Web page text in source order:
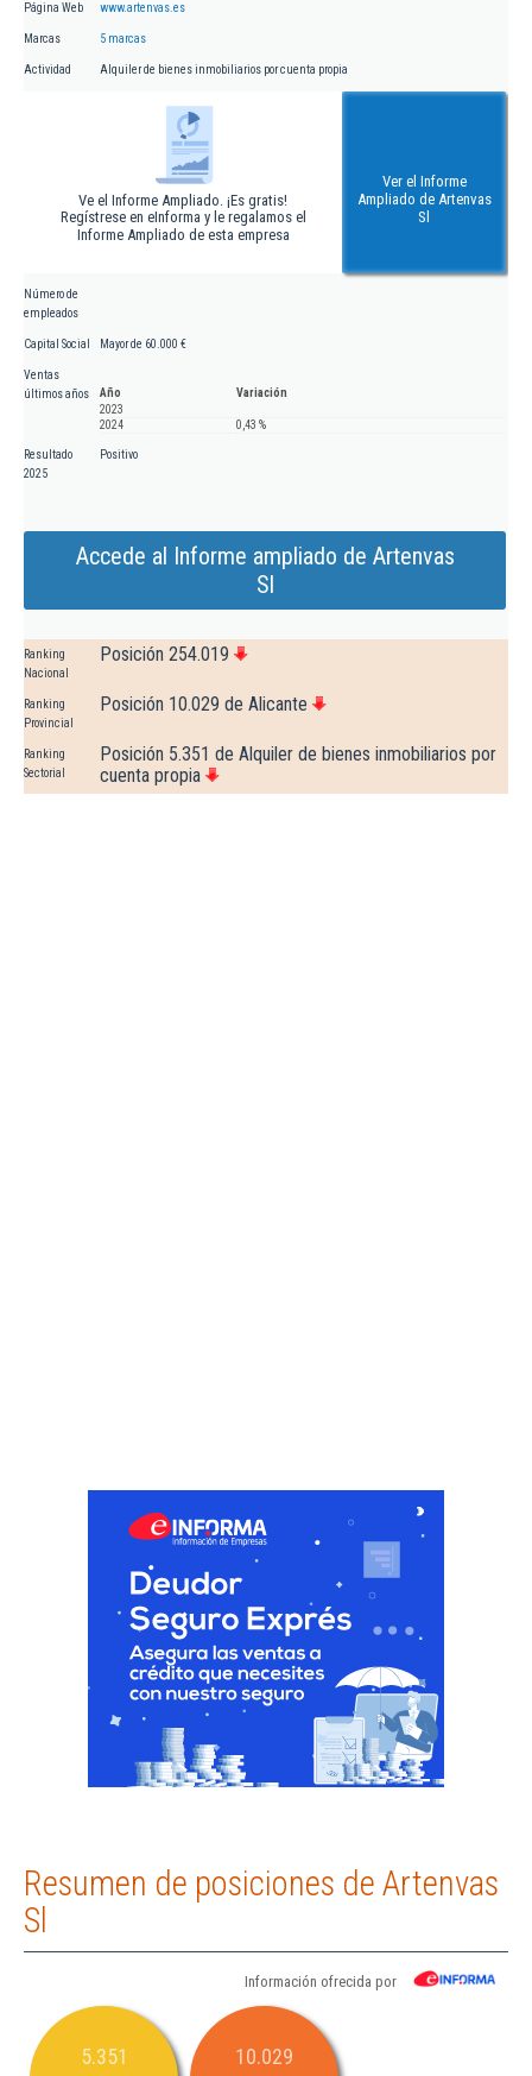
Página Web www.artenvas.es
Marcas 5 marcas
Actividad Alquiler de bienes inmobiliarios por cuenta propia
Ve el Informe Ampliado. ¡Es gratis!
Regístrese en eInforma y le regalamos el
Informe Ampliado de esta empresa
Ver el Informe
Ampliado de Artenvas
Sl
Número de
empleados
Capital Social Mayor de 60.000 €
Ventas
últimos años
Año
Variación
2023
2024
0,43 %
Resultado
2025
Positivo
Accede al Informe ampliado de Artenvas
Sl
Ranking
Nacional
Posición 254.019
Ranking
Provincial
Posición 10.029 de Alicante
Ranking
Sectorial
Posición 5.351 de Alquiler de bienes inmobiliarios por
cuenta propia
Resumen de posiciones de Artenvas
Sl
Información ofrecida por
5.351 10.029